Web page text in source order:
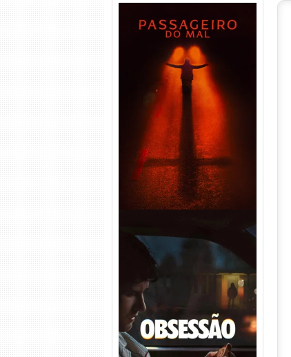
Passageiro do Mal Torrent
(2026) WEB-DL 1080p Dual
Áudio
Obsessão Torrent (2026)
WEB-DL 1080p/4K Dual
Áudio